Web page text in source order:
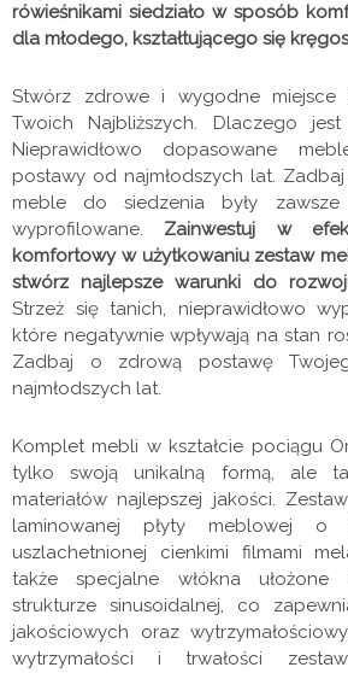
rówieśnikami siedziało w sposób
dla młodego, kształtującego się
Stwórz zdrowe i wygodne
Twoich Najbliższych. Dlaczego
Nieprawidłowo dopasowane
postawy od najmłodszych lat.
meble do siedzenia były
wyprofilowane. Zainwestuj w
komfortowy w użytkowaniu zestaw
stwórz najlepsze warunki do
Strzeż się tanich, nieprawidłowo
które negatywnie wpływają na stan
Zadbaj o zdrową postawę
najmłodszych lat.
Komplet mebli w kształcie pociągu
tylko swoją unikalną formą, ale
materiałów najlepszej jakości.
laminowanej płyty meblowej o
uszlachetnionej cienkimi filmami
także specjalne włókna ułożone
strukturze sinusoidalnej, co
jakościowych oraz
wytrzymałości i trwałości